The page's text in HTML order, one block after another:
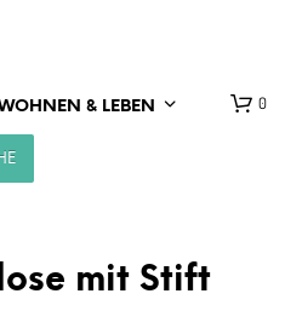
& LEBEN 0
mit Stift